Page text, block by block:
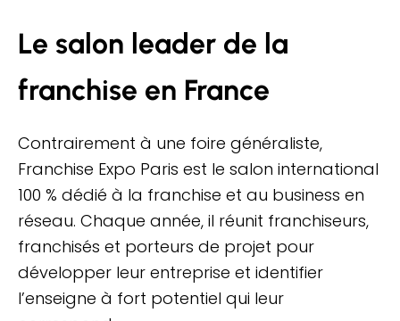
Le salon leader de la
franchise en France
Contrairement à une foire généraliste,
Franchise Expo Paris est le salon international
100 % dédié à la franchise et au business en
réseau. Chaque année, il réunit franchiseurs,
franchisés et porteurs de projet pour
développer leur entreprise et identifier
l’enseigne à fort potentiel qui leur